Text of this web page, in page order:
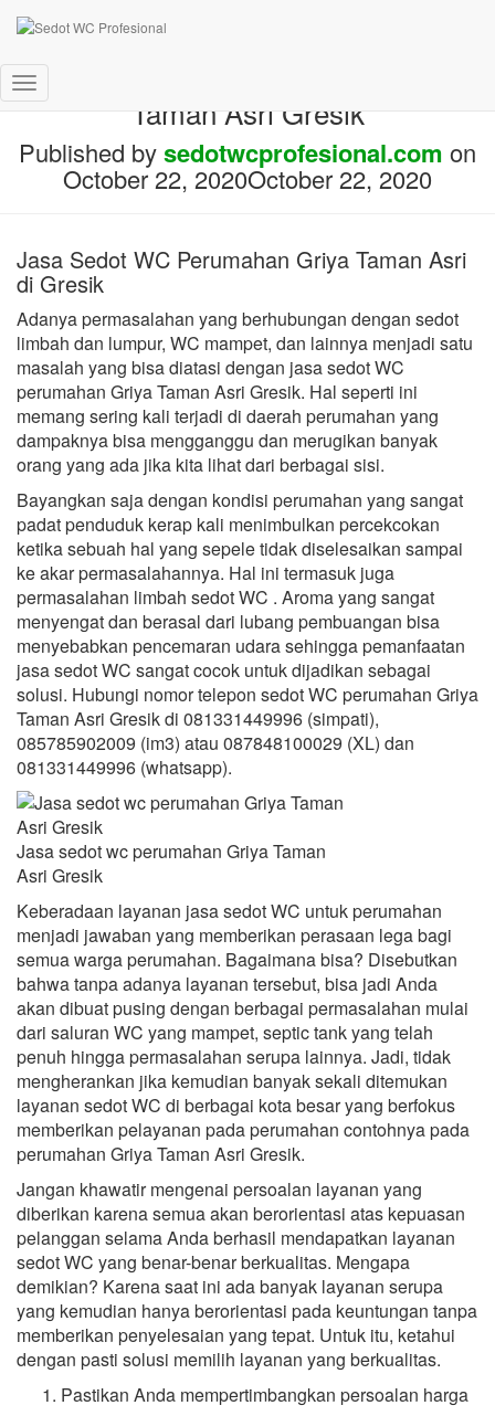
Toggle
Taman Asri Gresik
Published bysedotwcprofesional.com on
October 22, 2020October 22, 2020
Jasa Sedot WC Perumahan Griya Taman Asri
di Gresik
Adanya permasalahan yang berhubungan dengan sedot
limbah dan lumpur, WC mampet, dan lainnya menjadi satu
masalah yang bisa diatasi dengan jasa sedot WC
perumahan Griya Taman Asri Gresik. Hal seperti ini
memang sering kali terjadi di daerah perumahan yang
dampaknya bisa mengganggu dan merugikan banyak
orang yang ada jika kita lihat dari berbagai sisi.
Bayangkan saja dengan kondisi perumahan yang sangat
padat penduduk kerap kali menimbulkan percekcokan
ketika sebuah hal yang sepele tidak diselesaikan sampai
ke akar permasalahannya. Hal ini termasuk juga
permasalahan limbah sedot WC . Aroma yang sangat
menyengat dan berasal dari lubang pembuangan bisa
menyebabkan pencemaran udara sehingga pemanfaatan
jasa sedot WC sangat cocok untuk dijadikan sebagai
solusi. Hubungi nomor telepon sedot WC perumahan Griya
Taman Asri Gresik di 081331449996 (simpati),
085785902009 (im3) atau 087848100029 (XL) dan
081331449996 (whatsapp).
Jasa sedot wc perumahan Griya Taman
Asri Gresik
Keberadaan layanan jasa sedot WC untuk perumahan
menjadi jawaban yang memberikan perasaan lega bagi
semua warga perumahan. Bagaimana bisa? Disebutkan
bahwa tanpa adanya layanan tersebut, bisa jadi Anda
akan dibuat pusing dengan berbagai permasalahan mulai
dari saluran WC yang mampet, septic tank yang telah
penuh hingga permasalahan serupa lainnya. Jadi, tidak
mengherankan jika kemudian banyak sekali ditemukan
layanan sedot WC di berbagai kota besar yang berfokus
memberikan pelayanan pada perumahan contohnya pada
perumahan Griya Taman Asri Gresik.
Jangan khawatir mengenai persoalan layanan yang
diberikan karena semua akan berorientasi atas kepuasan
pelanggan selama Anda berhasil mendapatkan layanan
sedot WC yang benar-benar berkualitas. Mengapa
demikian? Karena saat ini ada banyak layanan serupa
yang kemudian hanya berorientasi pada keuntungan tanpa
memberikan penyelesaian yang tepat. Untuk itu, ketahui
dengan pasti solusi memilih layanan yang berkualitas.
Pastikan Anda mempertimbangkan persoalan harga